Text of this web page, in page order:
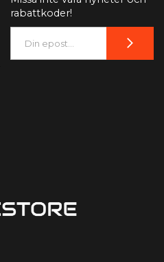
rabattkoder!